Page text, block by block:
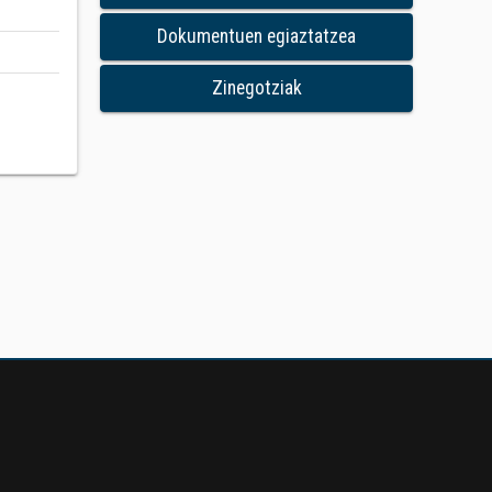
Dokumentuen egiaztatzea
Zinegotziak